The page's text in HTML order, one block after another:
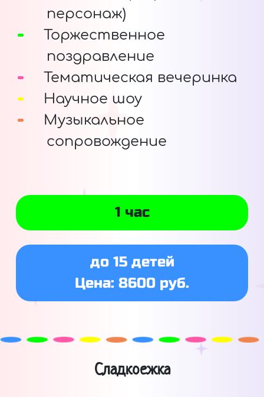
персонаж)
Торжественное
поздравление
Тематическая вечеринка
Научное шоу
Музыкальное
сопровождение
1 час
до 15 детей
Цена: 8600 руб.
Сладкоежка